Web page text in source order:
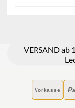
VERSAND ab
Vorkasse